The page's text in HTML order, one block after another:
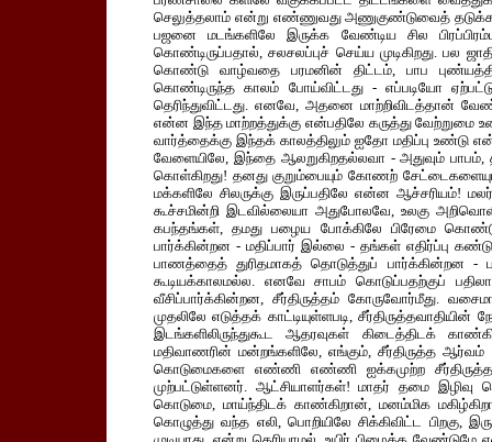
செலுத்தலாம் என்று எண்ணுவது அணுகுண்டுவைத் தடுக்க
பஜனை மடங்களிலே இருக்க வேண்டிய சில
கொண்டிருப்பதால், சலசலப்புச் செய்ய முடிகிறது. பல
கொண்டு வாழ்வதை பரமனின் திட்டம், பாப
கொண்டிருந்த காலம் போய்விட்டது - எப்படியோ
தெரிந்துவிட்டது. எனவே, அதனை மாற்றிவிடத்தான்
என்ன இந்த மாற்றத்துக்கு என்பதிலே கருத்து
வார்த்தைக்கு இந்தக் காலத்திலும் ஐதோ மதிப்பு உண்டு
வேளையிலே, இந்தை ஆலறுகிறதல்லவா - அதுவும்
கொள்கிறது! தனது குறும்பையும் கோணற்
மக்களிலே சிலருக்கு இருப்பதிலே என்ன ஆச்சரியம்!
கூச்சமின்றி இடவில்லையா அதுபோலவே, உலகு
கபந்தங்கள், தமது பழைய போக்கிலே பிரேமை
பார்க்கின்றன - மதிப்பார் இல்லை - தங்கள் எதிர்ப்பு
பாணத்தைத் துரிதமாகத் தொடுத்துப் பார்க்கின்றன
கூடியக்காலமல்ல. எனவே சாபம் கொடுப்பதற்குப்
வீசிப்பார்க்கின்றன, சீர்திருத்தம் கோருவோர்மீது.
முதலிலே எடுத்தக் காட்டியுள்ளபடி,
இடங்களிலிருந்துகூட ஆதரவுகள் கிடைத்திடக்
மதிவாணரின் மன்றங்களிலே, எங்கும், சீர்திருத்த
கொடுமைகளை எண்ணி எண்ணி ஐக்கமுற்ற
முற்பட்டுள்ளனர். ஆட்சியாளர்கள்! மாதர் தமை இழிவு
கொடுமை, மாய்ந்திடக் காண்கிறான், மனம்மிக
கொழுத்து வந்த எலி, பொறியிலே சிக்கிவிட்ட பிறகு,